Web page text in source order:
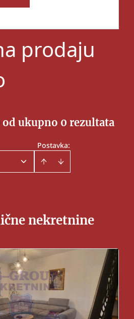
prodaju
ukupno 0 rezultata
Postavka:
nekretnine